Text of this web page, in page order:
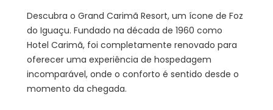
Descubra o Grand Carimã Resort, um ícone de Foz
do Iguaçu. Fundado na década de 1960 como
Hotel Carimã, foi completamente renovado para
oferecer uma experiência de hospedagem
incomparável, onde o conforto é sentido desde o
momento da chegada.